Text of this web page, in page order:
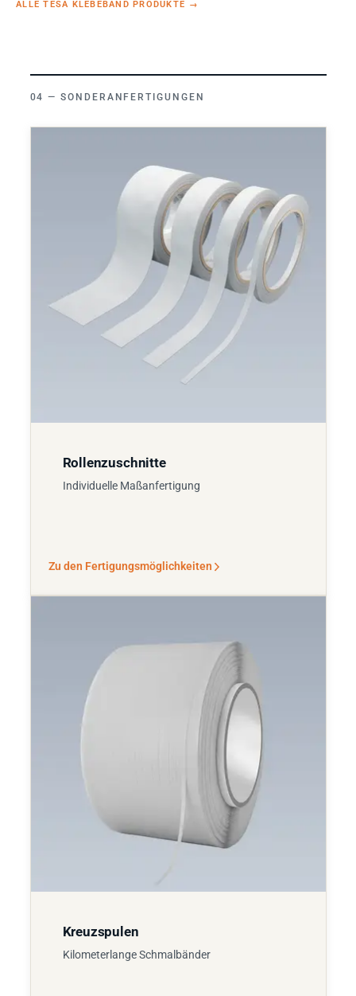
ALLE TESA KLEBEBAND PRODUKTE →
SONDERANFERTIGUNGEN
Rollenzuschnitte
Individuelle Maßanfertigung
Zu den Fertigungsmöglichkeiten
Kreuzspulen
Kilometerlange Schmalbänder